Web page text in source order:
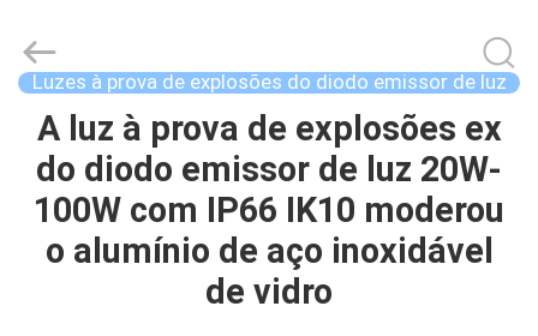
CASA
PRODUTOS
Ming
Feng
Lighting
Reserved.
Luzes à prova de explosões do diodo emissor de luz
A luz à prova de explosões ex
do diodo emissor de luz 20W-
100W com IP66 IK10 moderou
o alumínio de aço inoxidável
de vidro